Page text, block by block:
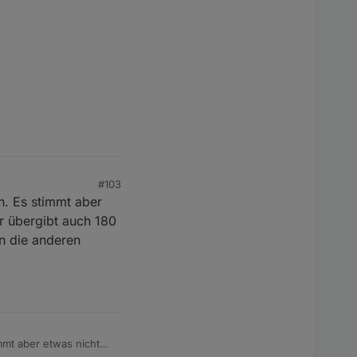
#103
Es stimmt aber
übergibt auch 180
die anderen
aber etwas nicht